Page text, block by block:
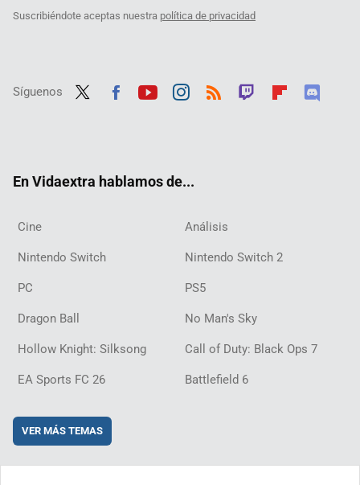
Suscribiéndote aceptas nuestra política de privacidad
Síguenos
En Vidaextra hablamos de...
Cine Análisis
Nintendo Switch Nintendo Switch 2
PC PS5
Dragon Ball No Man's Sky
Hollow Knight: Silksong Call of Duty: Black Ops 7
EA Sports FC 26 Battlefield 6
VER MÁS TEMAS